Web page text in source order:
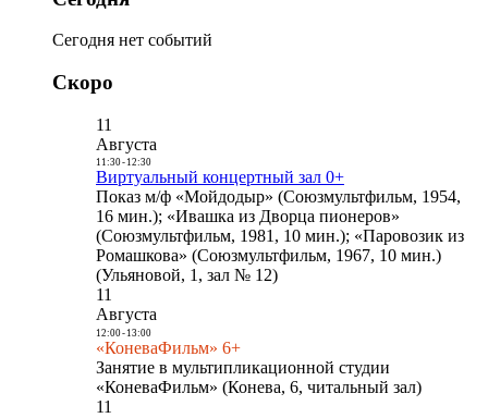
Сегодня нет событий
Скоро
11
Августа
11:30- 12:30
Виртуальный концертный зал 0+
Показ м/ф «Мойдодыр» (Союзмультфильм, 1954,
16 мин.); «Ивашка из Дворца пионеров»
(Союзмультфильм, 1981, 10 мин.); «Паровозик из
Ромашкова» (Союзмультфильм, 1967, 10 мин.)
(Ульяновой, 1, зал № 12)
11
Августа
12:00- 13:00
«КоневаФильм» 6+
Занятие в мультипликационной студии
«КоневаФильм» (Конева, 6, читальный зал)
11